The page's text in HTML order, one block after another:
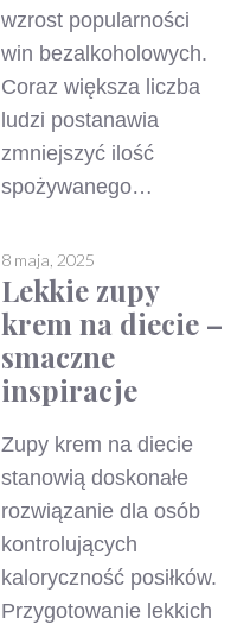
wzrost popularności
win bezalkoholowych.
Coraz większa liczba
ludzi postanawia
zmniejszyć ilość
spożywanego…
Lekkie zupy
krem na diecie –
smaczne
inspiracje
8 maja, 2025
Zupy krem na diecie
stanowią doskonałe
rozwiązanie dla osób
kontrolujących
kaloryczność posiłków.
Przygotowanie lekkich